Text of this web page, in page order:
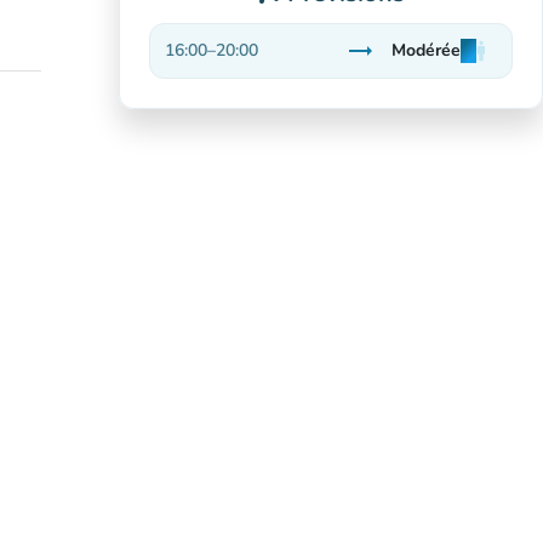
16:00–20:00 trending_flat
Stable
Modéréeman
man
man